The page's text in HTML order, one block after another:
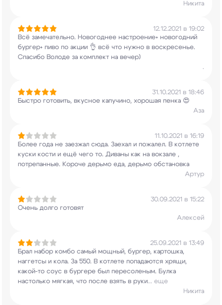
Никита
12.12.2021 в 19:02
Всё замечательно. Новогоднее настроение+ новогодний
бургер+ пиво по акции 👌 всё что нужно в воскресенье.
Спасибо Володе за комплект на вечер)
.
31.10.2021 в 18:46
Быстро готовить, вкусное капучино, хорошая пенка 😍
Аза
11.10.2021 в 16:19
Более года не заезжал сюда. Заехал и пожалел. В котлете
куски кости и ещё чего то. Диваны как на вокзале ,
потрепанные. Короче дерьмо еда, дерьмо обстановка
Артур
30.09.2021 в 15:22
Очень долго готовят
Алексей
25.09.2021 в 13:49
Брал набор комбо самый мощный, бургер, картошка,
наггетсы и кола. За 550. В котлете попадаются хрящи,
какой-то соус в бургере был пересоленым. Булка
настолько мягкая, что после взять в руки... еще
Никита